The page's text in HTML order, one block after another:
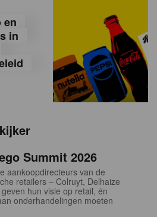
en
in
Summit 2026
aankoopdirecteurs van de
retailers – Colruyt, Delhaize
hun visie op retail, én
onderhandelingen moeten